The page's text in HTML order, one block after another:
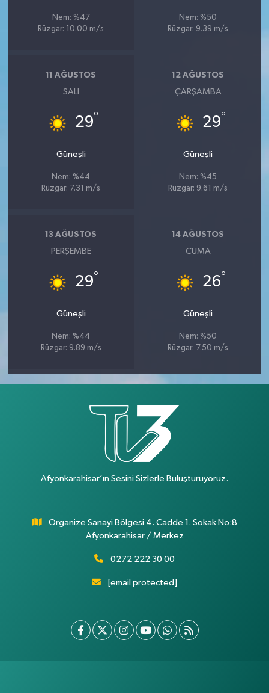
Nem: %47
Rüzgar: 10.00 m/s
Nem: %50
Rüzgar: 9.39 m/s
11 AĞUSTOS
SALI
29°
Güneşli
Nem: %44
Rüzgar: 7.31 m/s
12 AĞUSTOS
ÇARŞAMBA
29°
Güneşli
Nem: %45
Rüzgar: 9.61 m/s
13 AĞUSTOS
PERŞEMBE
29°
Güneşli
Nem: %44
Rüzgar: 9.89 m/s
14 AĞUSTOS
CUMA
26°
Güneşli
Nem: %50
Rüzgar: 7.50 m/s
Afyonkarahisar’ın Sesini Sizlerle Buluşturuyoruz.
Organize Sanayi Bölgesi 4. Cadde 1. Sokak No:8
Afyonkarahisar / Merkez
0272 222 30 00
[email protected]